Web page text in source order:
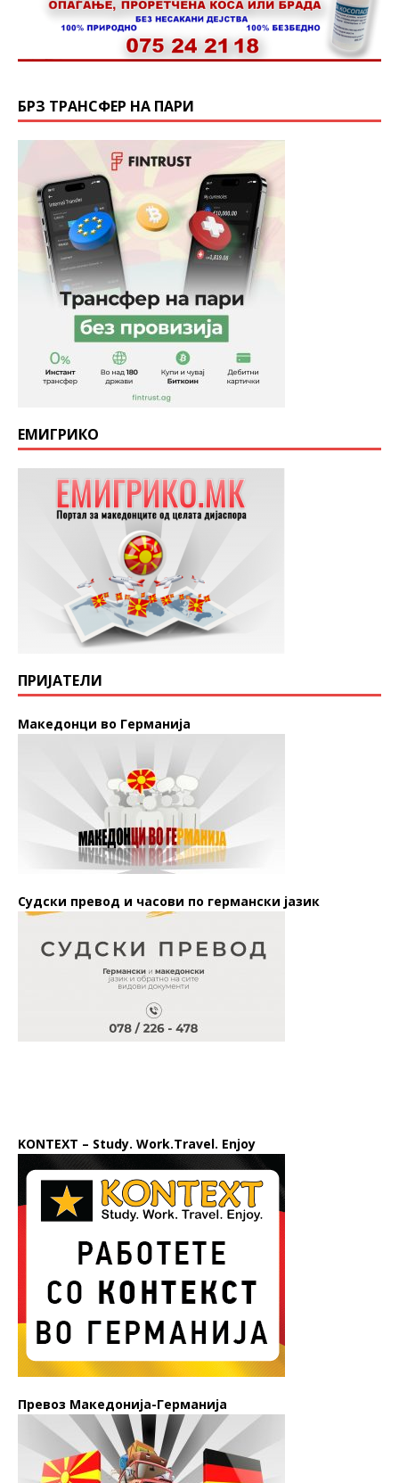
БРЗ ТРАНСФЕР НА ПАРИ
ЕМИГРИКО
ПРИЈАТЕЛИ
Македонци во Германија
Судски превод и часови по германски јазик
KONTEXT – Study. Work.Travel. Enjoy
Превоз Македонија-Германија